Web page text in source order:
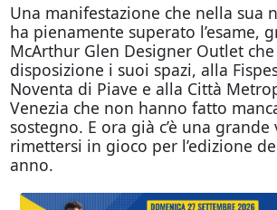
Una manifestazione che nella sua
ha pienamente superato l’esame,
McArthur Glen Designer Outlet
disposizione i suoi spazi, alla
Noventa di Piave e alla Città
Venezia che non hanno fatto
sostegno. E ora già c’è una
rimettersi in gioco per l’edizione
anno.